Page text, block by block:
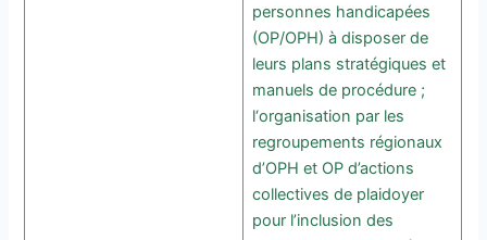
personnes handicapées
(OP/OPH) à disposer de
leurs plans stratégiques et
manuels de procédure ;
l‘organisation par les
regroupements régionaux
d’OPH et OP d’actions
collectives de plaidoyer
pour l’inclusion des